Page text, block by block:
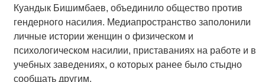
Куандык Бишимбаев, объединило общество против
гендерного насилия. Медиапространство заполонили
личные истории женщин о физическом и
психологическом насилии, приставаниях на работе и в
учебных заведениях, о которых ранее было стыдно
сообщать другим.